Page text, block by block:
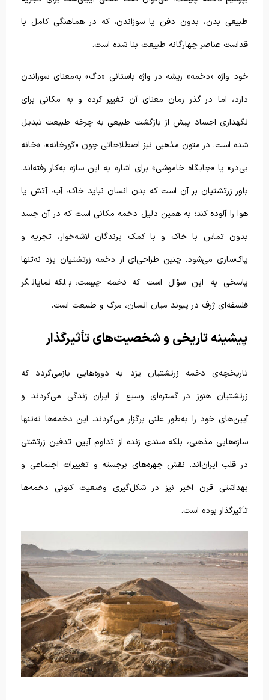
طبیعی بدن، بدون دفن یا سوزاندن، که در هماهنگی کامل با
قداست عناصر چهارگانه طبیعت بنا شده است.
خود واژه «دخمه» ریشه در واژه باستانی «دگ» به‌معنای سوزاندن
دارد، اما در گذر زمان معنای آن تغییر کرده و به مکانی برای
نگهداری اجساد پیش از بازگشت طبیعی به چرخه طبیعت تبدیل
شده است. در متون مذهبی نیز اصطلاحاتی چون «گورخانه»، «خانه
بی‌در» یا «جایگاه خاموشی» برای اشاره به این سازه به‌کار رفته‌اند.
باور زرتشتیان بر آن است که بدن انسان نباید خاک، آب، آتش یا
هوا را آلوده کند؛ به همین دلیل دخمه مکانی است که در آن جسد
بدون تماس با خاک و با کمک پرندگان لاشه‌خوار، تجزیه و
پاک‌سازی می‌شود. چنین طراحی‌ای از دخمه زرتشتیان یزد نه‌تنها
پاسخی به این سؤال است که دخمه چیست، بلکه نمایانگر
فلسفه‌ای ژرف در پیوند میان انسان، مرگ و طبیعت است.
پیشینه تاریخی و شخصیت‌های تأثیرگذار
تاریخچه‌ی دخمه زرتشتیان یزد به دوره‌هایی بازمی‌گردد که
زرتشتیان هنوز در گستره‌ای وسیع از ایران زندگی می‌کردند و
آیین‌های خود را به‌طور علنی برگزار می‌کردند. این دخمه‌ها نه‌تنها
سازه‌هایی مذهبی، بلکه سندی زنده از تداوم آیین تدفین زرتشتی
در قلب ایران‌اند. نقش چهره‌های برجسته و تغییرات اجتماعی و
بهداشتی قرن اخیر نیز در شکل‌گیری وضعیت کنونی دخمه‌ها
تأثیرگذار بوده است.